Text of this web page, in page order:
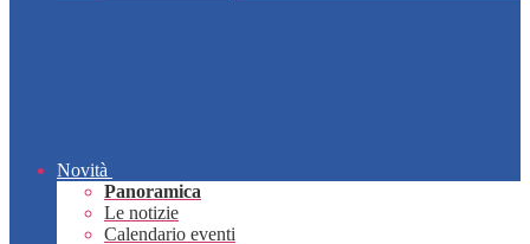
Novità
Panoramica
Le notizie
Calendario eventi